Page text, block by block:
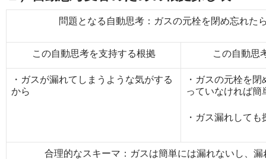
問題となる自動思考：ガスの元栓を閉め忘れた
この自動思考を支持する根拠 この自動思
・ガスが漏れてしまうような気がする
から
・ガスの元栓を
っていなければ
・ガス漏れして
合理的なスキーマ：ガスは簡単には漏れないし、